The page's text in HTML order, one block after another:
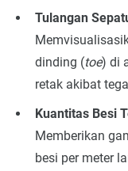
Tulangan
dinding (toe) di
retak akibat
Kuantitas Besi
Memberikan
besi per meter